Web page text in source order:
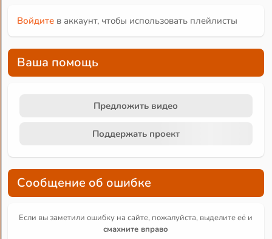
Войдите в аккаунт, чтобы использовать плейлисты
Ваша помощь
Предложить видео
Поддержать проект
Сообщение об ошибке
Если вы заметили ошибку на сайте, пожалуйста, выделите её и
смахните вправо